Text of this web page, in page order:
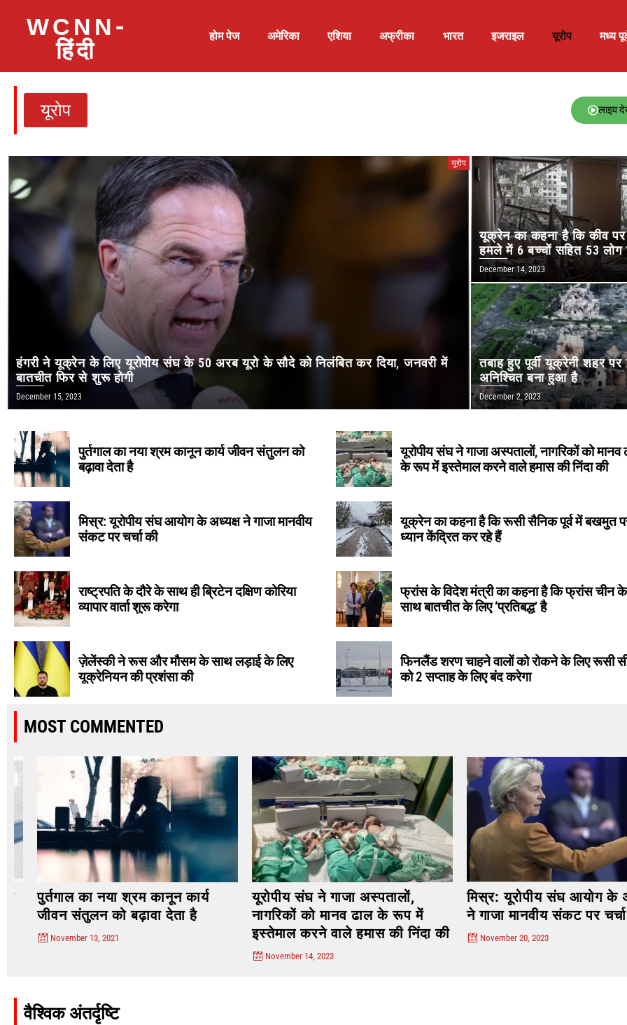
WCNN-
हिंदी
होम पेज अमेरिका एशिया अफ्रीका भारत इजराइल यूरोप मध्य
यूरोप लाइव
यूरोप
हंगरी ने यूक्रेन के लिए यूरोपीय संघ के 50 अरब यूरो के सौदे को निलंबित कर दिया, जनवरी में
बातचीत फिर से शुरू होगी
December 15, 2023
यूक्रेन का कहना है कि कीव
हमले में 6 बच्चों सहित 53 लोग
December 14, 2023
तबाह हुए पूर्वी यूक्रेनी शहर
अनिश्चित बना हुआ है
December 2, 2023
पुर्तगाल का नया श्रम कानून कार्य जीवन संतुलन को
बढ़ावा देता है
यूरोपीय संघ ने गाजा अस्पतालों, नागरिकों को मानव
के रूप में इस्तेमाल करने वाले हमास की निंदा की
मिस्र: यूरोपीय संघ आयोग के अध्यक्ष ने गाजा मानवीय
संकट पर चर्चा की
यूक्रेन का कहना है कि रूसी सैनिक पूर्व में बखमुत
ध्यान केंद्रित कर रहे हैं
राष्ट्रपति के दौरे के साथ ही ब्रिटेन दक्षिण कोरिया
व्यापार वार्ता शुरू करेगा
फ्रांस के विदेश मंत्री का कहना है कि फ्रांस चीन के
साथ बातचीत के लिए ‘प्रतिबद्ध’ है
ज़ेलेंस्की ने रूस और मौसम के साथ लड़ाई के लिए
यूक्रेनियन की प्रशंसा की
फिनलैंड शरण चाहने वालों को रोकने के लिए रूसी
को 2 सप्ताह के लिए बंद करेगा
MOST COMMENTED
पुर्तगाल का नया श्रम कानून कार्य
जीवन संतुलन को बढ़ावा देता है
November 13, 2021
यूरोपीय संघ ने गाजा अस्पतालों,
नागरिकों को मानव ढाल के रूप में
इस्तेमाल करने वाले हमास की निंदा की
November 14, 2023
मिस्र: यूरोपीय संघ आयोग के
ने गाजा मानवीय संकट पर चर्चा की
November 20, 2023
वैश्विक अंतर्दृष्टि